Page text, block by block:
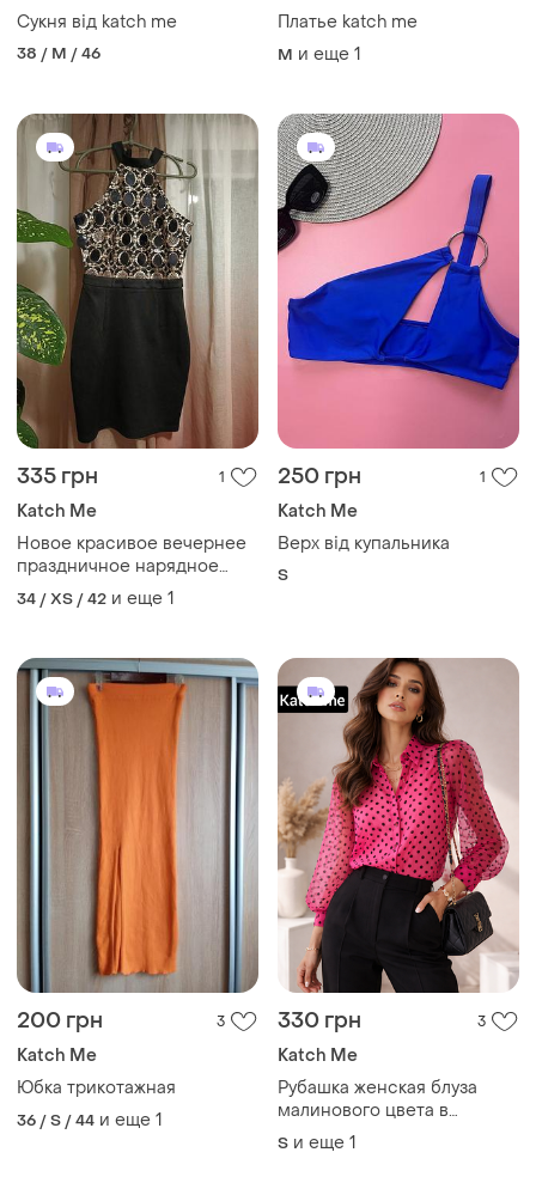
Сукня від katch me
38 / M / 46
Платье katch me
M и еще 1
335 грн 1
Katch Me
Новое красивое вечернее
праздничное нарядное
платье платья платье с
поетками по фигуре
34 / XS / 42 и еще 1
250 грн 1
Katch Me
Верх від купальника
S
200 грн 3
Katch Me
Юбка трикотажная
36 / S / 44 и еще 1
330 грн 3
Katch Me
Рубашка женская блуза
малинового цвета в
горошек от бренда katch
S и еще 1